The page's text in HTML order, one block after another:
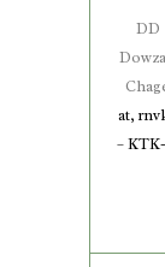
DD
at,
–